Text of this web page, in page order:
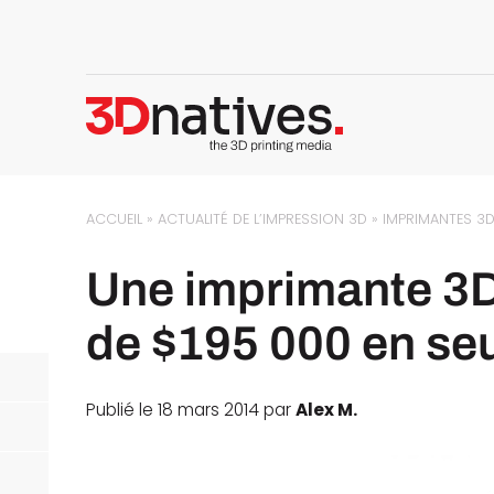
ACCUEIL »ACTUALITÉ DE L’IMPRESSION 3D » IMPRIMANTES 3D
Une imprimante
de $195 000 en
Publié le 18 mars 2014 parAlex M.